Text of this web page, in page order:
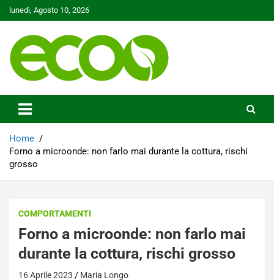
Skip
to
lunedì, Agosto 10, 2026
Ecoo.it
Home
Forno a microonde: non farlo mai durante la cottura, rischi
grosso
COMPORTAMENTI
Forno a microonde: non farlo mai
durante la cottura, rischi grosso
16 Aprile 2023 Maria Longo